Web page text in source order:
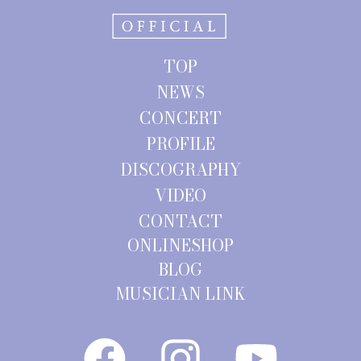
TOP
NEWS
CONCERT
PROFILE
DISCOGRAPHY
VIDEO
CONTACT
ONLINESHOP
BLOG
MUSICIAN LINK